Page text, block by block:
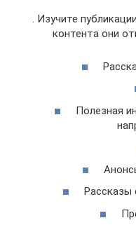
. Изучите
контента они
Полезная
Рассказы